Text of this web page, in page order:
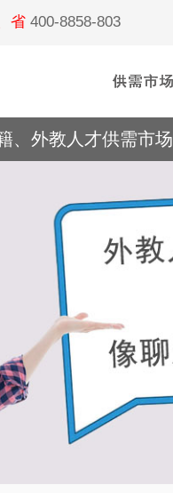
省400-8858-803
、外教人才供需市场